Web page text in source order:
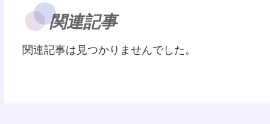
関連記事
関連記事は見つかりませんでした。